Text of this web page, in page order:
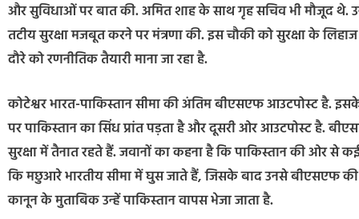
और सुविधाओं पर बात की. अमित शाह के साथ गृह सचिव भी मौजूद थे.
तटीय सुरक्षा मजबूत करने पर मंत्रणा की. इस चौकी को सुरक्षा के
दौरे को रणनीतिक तैयारी माना जा रहा है.
कोटेश्वर भारत-पाकिस्तान सीमा की अंतिम बीएसएफ आउटपोस्ट है.
पर पाकिस्तान का सिंध प्रांत पड़ता है और दूसरी ओर आउटपोस्ट है.
सुरक्षा में तैनात रहते हैं. जवानों का कहना है कि पाकिस्तान की ओर से
कि मछुआरे भारतीय सीमा में घुस जाते हैं, जिसके बाद उनसे बीएसएफ
कानून के मुताबिक उन्हें पाकिस्तान वापस भेजा जाता है.